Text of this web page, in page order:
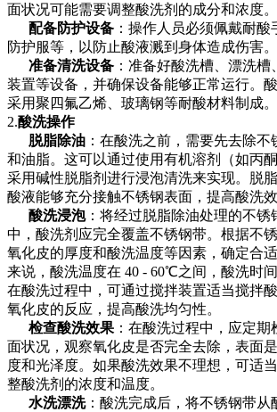
面状况可能需要调整酸洗剂的成分和浓度。
配备防护设备 ：操作人员必须佩戴耐酸
防护服等，以防止酸液溅到身体造成伤害。
准备清洗设备 ：准备好酸洗槽、漂洗
装置等设备，并确保设备能够正常运行。
采用聚四氟乙烯、玻璃钢等耐酸材料制成。
2.酸洗操作
脱脂除油 ：在酸洗之前，需要先去除
和油脂。这可以通过使用有机溶剂（如丙
采用碱性脱脂剂进行浸泡清洗来实现。脱
酸液能够充分接触不锈钢表面，提高酸洗效
酸洗浸泡：将经过脱脂除油处理的不锈
中，酸洗剂应完全覆盖不锈钢带。根据不
氧化皮的厚度和酸洗温度等因素，确定合
来说，酸洗温度在 40 - 60℃之间，酸洗时间
在酸洗过程中，可通过搅拌装置适当搅拌
氧化皮的反应，提高酸洗均匀性。
检查酸洗效果 ：在酸洗过程中，应定
面状况，观察氧化皮是否完全去除，表面
度和光泽度。如果酸洗效果不理想，可适
整酸洗剂的浓度和温度。
水洗漂洗：酸洗完成后，将不锈钢带从